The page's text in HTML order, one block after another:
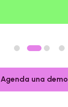
Agenda una demo